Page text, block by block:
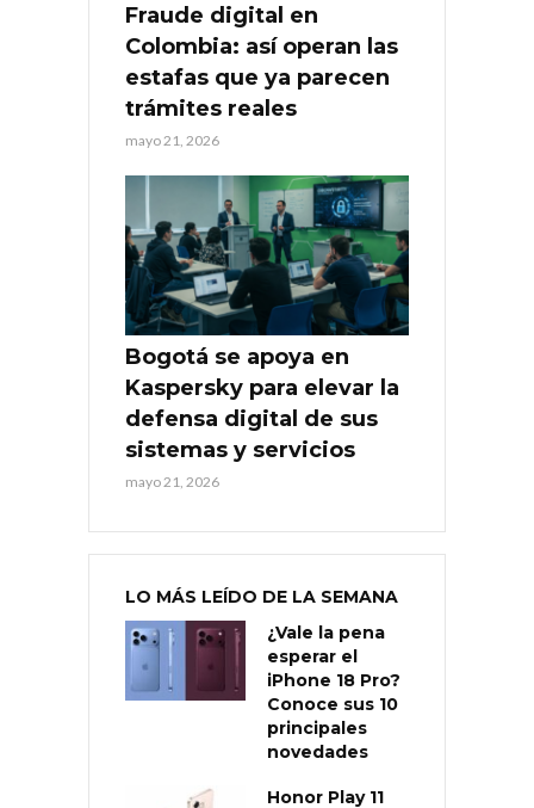
Fraude digital en
Colombia: así operan las
estafas que ya parecen
trámites reales
mayo 21, 2026
Bogotá se apoya en
Kaspersky para elevar la
defensa digital de sus
sistemas y servicios
mayo 21, 2026
LO MÁS LEÍDO DE LA SEMANA
¿Vale la pena
esperar el
iPhone 18 Pro?
Conoce sus 10
principales
novedades
Honor Play 11